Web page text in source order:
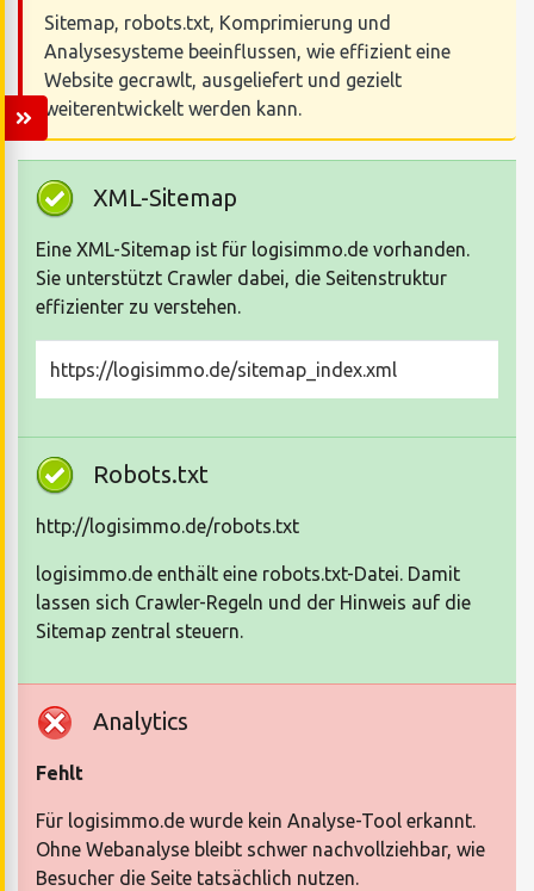
Sitemap, robots.txt, Komprimierung und
Analysesysteme beeinflussen, wie effizient eine
Website gecrawlt, ausgeliefert und gezielt
weiterentwickelt werden kann.
XML-Sitemap
Eine XML-Sitemap ist für logisimmo.de vorhanden.
Sie unterstützt Crawler dabei, die Seitenstruktur
effizienter zu verstehen.
https://logisimmo.de/sitemap_index.xml
Robots.txt
http://logisimmo.de/robots.txt
logisimmo.de enthält eine robots.txt-Datei. Damit
lassen sich Crawler-Regeln und der Hinweis auf die
Sitemap zentral steuern.
Analytics
Fehlt
Für logisimmo.de wurde kein Analyse-Tool erkannt.
Ohne Webanalyse bleibt schwer nachvollziehbar, wie
Besucher die Seite tatsächlich nutzen.